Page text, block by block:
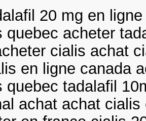
20 mg en
quebec acheter
cialis achat
en ligne canada
quebec tadalafil
achat achat cialis